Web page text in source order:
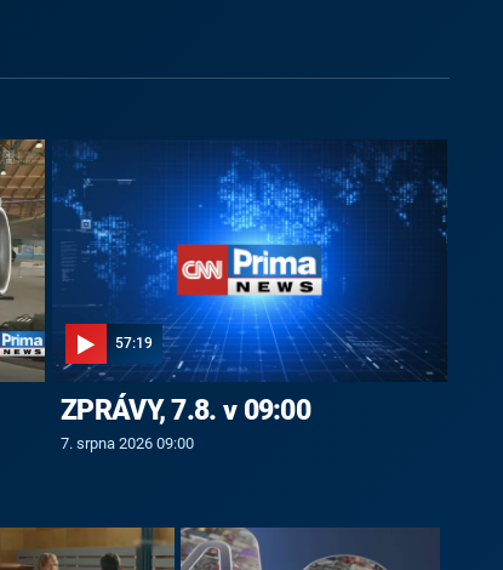
57:19
ZPRÁVY, 7.8. v 09:00
7. srpna 2026 09:00